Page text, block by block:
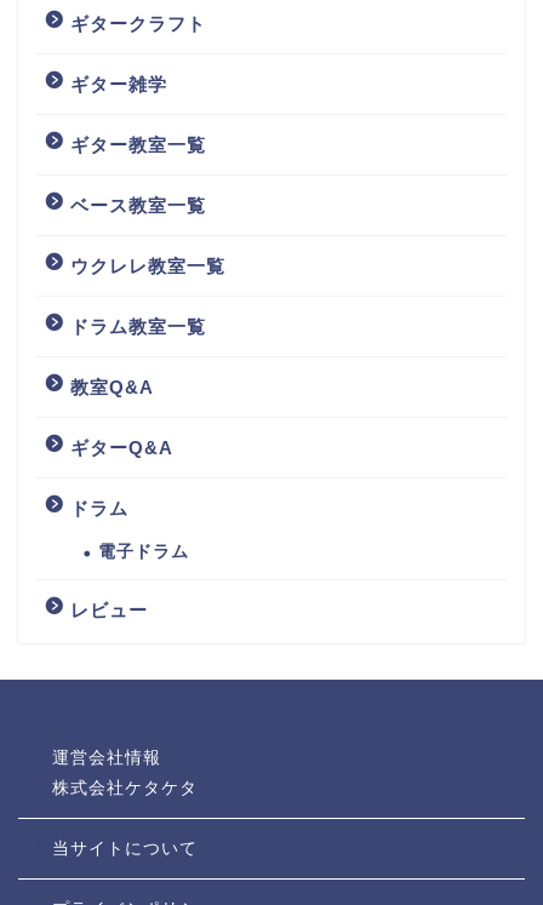
ギタークラフト
ギター雑学
ギター教室一覧
ベース教室一覧
ウクレレ教室一覧
ドラム教室一覧
教室Q&A
ギターQ&A
ドラム
電子ドラム
レビュー
運営会社情報
株式会社ケタケタ
当サイトについて